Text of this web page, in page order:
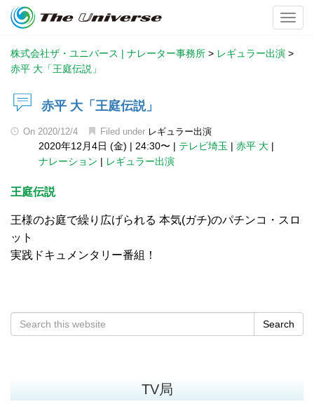
株式会社ザ・ユニバース | ナレーター事務所 > レギュラー出演 >
赤平 大「王庭伝説」
赤平 大「王庭伝説」
On 2020/12/4 Filed under レギュラー出演
2020年12月4日 (金) | 24:30〜 | テレビ埼玉 | 赤平 大 |
ナレーション | レギュラー出演
王庭伝説
王様のお庭で繰り広げられる 本気(ガチ)のパチンコ・スロ
ット
実践ドキュメンタリー番組！
Search
TV局